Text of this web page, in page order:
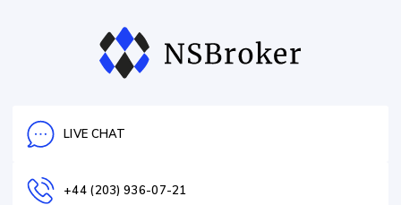
LIVE CHAT
+44 (203) 936-07-21